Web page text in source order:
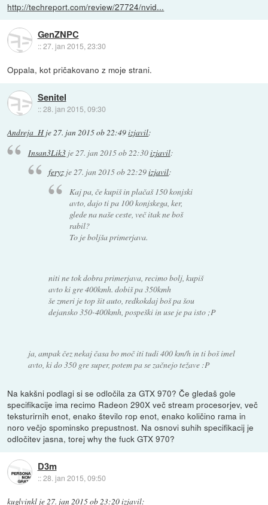
http://techreport.com/review/27724/nvid...
GenZNPC
::27. jan 2015, 23:30
Oppala, kot pričakovano z moje strani.
Senitel
::28. jan 2015, 09:30
Andreja_H je27. jan 2015 ob 22:49izjavil:
Insan3Lik3je 27. jan 2015 ob 22:30izjavil:
feryz je27. jan 2015 ob 22:29izjavil:
Kaj pa, če kupiš in plačaš 150 konjski
avto, dajo ti pa 100 konjskega, ker,
glede na naše ceste, več itak ne boš
rabil?
To je boljša primerjava.
niti ne tok dobra primerjava, recimo bolj, kupiš
avto ki gre 400kmh. dobiš pa 350kmh
še zmeri je top šit auto, redkokdaj boš pa šou
dejansko 350-400kmh, pospeški in use je pa isto ;P
ja, ampak čez nekaj časa bo moč iti tudi 400 km/h in ti boš imel
avto, ki do 350 gre super, potem pa se začnejo težave :P
Na kakšni podlagi si se odločila za GTX 970? Če gledaš gole
specifikacije ima recimo Radeon 290X več stream procesorjev, več
teksturirnih enot, enako število rop enot, enako količino rama in
noro večjo spominsko prepustnost. Na osnovi suhih specifikacij je
odločitev jasna, torej why the fuck GTX 970?
D3m
::28. jan 2015, 09:50
kuglvinkl je27. jan 2015 ob 23:20izjavil: